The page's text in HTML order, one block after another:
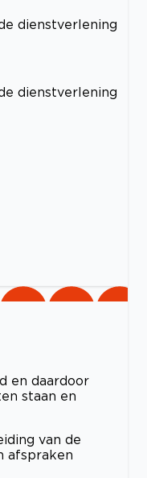
dienstverlening
dienstverlening
en daardoor
staan en
van de
afspraken